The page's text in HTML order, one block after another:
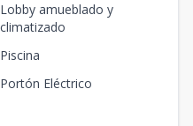
Lobby amueblado y
climatizado
Piscina
Portón Eléctrico